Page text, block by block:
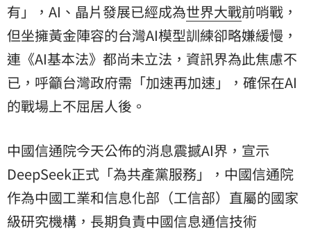
有」，AI、晶片發展已經成為世界大戰前哨戰，
但坐擁黃金陣容的台灣AI模型訓練卻略嫌緩慢，
連《AI基本法》都尚未立法，資訊界為此焦慮不
已，呼籲台灣政府需「加速再加速」，確保在AI
的戰場上不屈居人後。
中國信通院今天公佈的消息震撼AI界，宣示
DeepSeek正式「為共產黨服務」，中國信通院
作為中國工業和信息化部（工信部）直屬的國家
級研究機構，長期負責中國信息通信技術